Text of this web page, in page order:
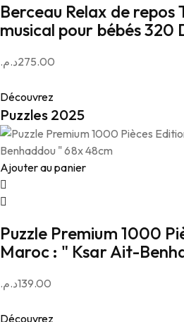
Berceau Relax de
musical pour bébés 320
275.00د.م.
Découvrez
Puzzles 2025
Ajouter au panier
Puzzle Premium 1000
Maroc : " Ksar Ait-
139.00د.م.
Découvrez